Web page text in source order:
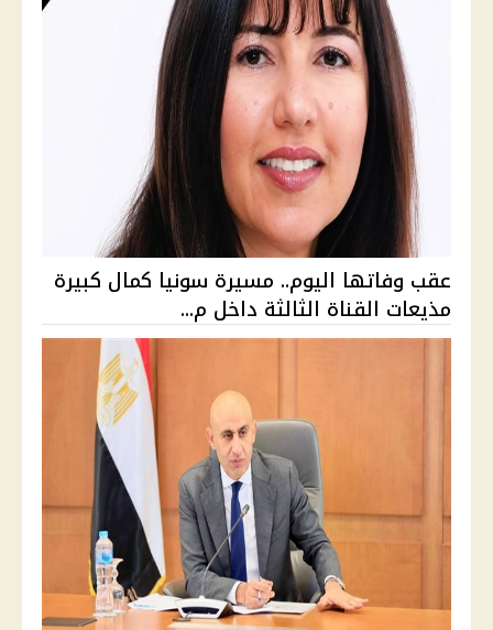
عقب وفاتها اليوم.. مسيرة سونيا كمال كبيرة
مذيعات القناة الثالثة داخل م...